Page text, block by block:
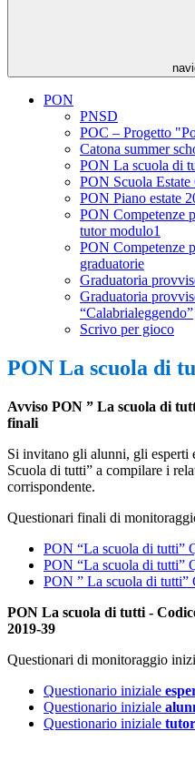
PON
PNSD
POC – Progetto
Catona summer
PON La scuola di
PON Scuola Estate
PON Piano estate
PON Competenze
tutor modulo1
PON Competenze
graduatorie
Graduatoria
Graduatoria
“Calabrialeggendo”
Scrivo per gioco
PON La scuola di
Avviso PON ” La scuola di
finali
Si invitano gli alunni, gli
Scuola di tutti” a compilare i
corrispondente.
Questionari finali di
PON “La scuola di tutti”
PON “La scuola di tutti”
PON ” La scuola di tutti”
PON La scuola di tutti -
2019-39
Questionari di monitoraggio
Questionario iniziale
Questionario iniziale
Questionario iniziale tutor